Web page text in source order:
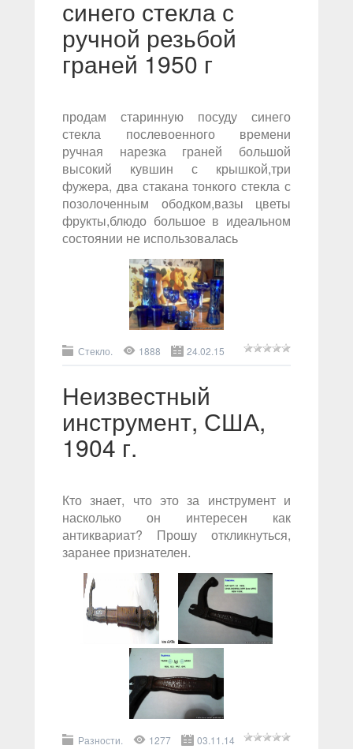
синего стекла с
ручной резьбой
граней 1950 г
продам старинную посуду синего
стекла послевоенного времени
ручная нарезка граней большой
высокий кувшин с крышкой,три
фужера, два стакана тонкого стекла с
позолоченным ободком,вазы цветы
фрукты,блюдо большое в идеальном
состоянии не использовалась
Стекло. 1888 24.02.15
Неизвестный
инструмент, США,
1904 г.
Кто знает, что это за инструмент и
насколько он интересен как
антиквариат? Прошу откликнуться,
заранее признателен.
Разности. 1277 03.11.14